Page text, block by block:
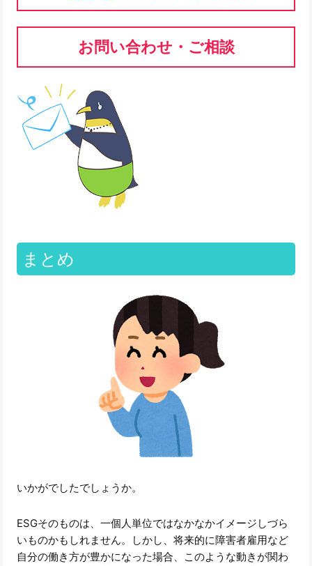
お問い合わせ・ご相談
まとめ
いかがでしたでしょうか。
ESGそのものは、一個人単位ではなかなかイメージしづら
いものかもしれません。しかし、将来的に障害者雇用など
自分の働き方が豊かになった場合、このような動きが関わ